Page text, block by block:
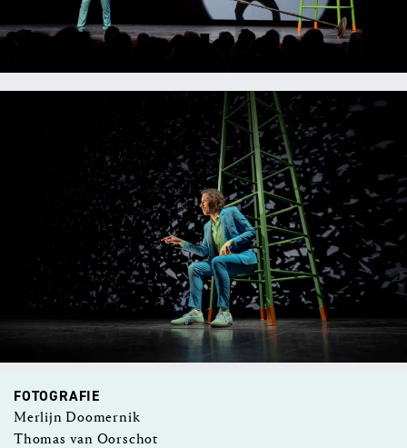
FOTOGRAFIE
Merlijn Doomernik
Thomas van Oorschot